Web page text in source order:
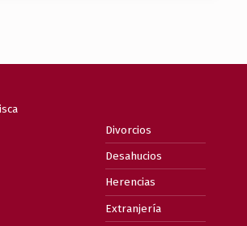
Divorcios
Desahucios
Herencias
Extranjería